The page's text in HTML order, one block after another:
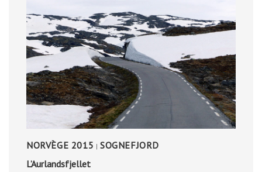
NORVÈGE 2015 | SOGNEFJORD
L’Aurlandsfjellet